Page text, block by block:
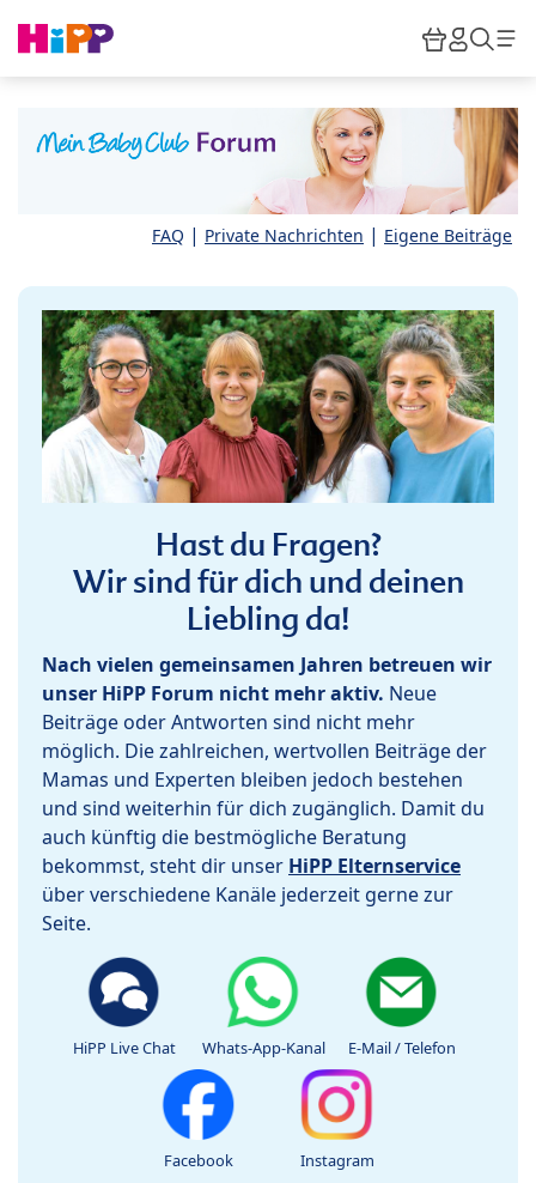
HiPP
FAQ | Private Nachrichten | Eigene Beiträge
Hast du Fragen?
Wir sind für dich und deinen
Liebling da!
Nach vielen gemeinsamen Jahren betreuen wir
unser HiPP Forum nicht mehr aktiv. Neue
Beiträge oder Antworten sind nicht mehr
möglich. Die zahlreichen, wertvollen Beiträge der
Mamas und Experten bleiben jedoch bestehen
und sind weiterhin für dich zugänglich. Damit du
auch künftig die bestmögliche Beratung
bekommst, steht dir unser HiPP Elternservice
über verschiedene Kanäle jederzeit gerne zur
Seite.
HiPP Live Chat Whats-App-Kanal E-Mail / Telefon
Facebook Instagram